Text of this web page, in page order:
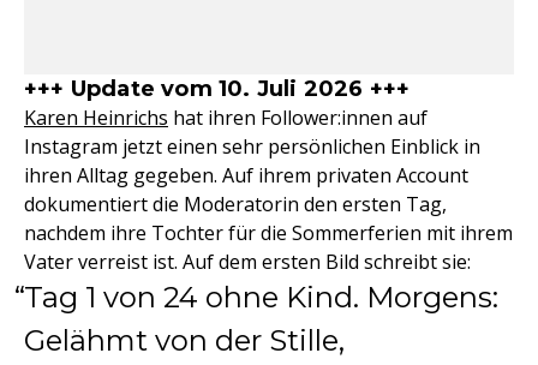
+++ Update vom 10. Juli 2026 +++
Karen Heinrichs hat ihren Follower:innen auf
Instagram jetzt einen sehr persönlichen Einblick in
ihren Alltag gegeben. Auf ihrem privaten Account
dokumentiert die Moderatorin den ersten Tag,
nachdem ihre Tochter für die Sommerferien mit ihrem
Vater verreist ist. Auf dem ersten Bild schreibt sie:
Tag 1 von 24 ohne Kind. Morgens:
Gelähmt von der Stille,